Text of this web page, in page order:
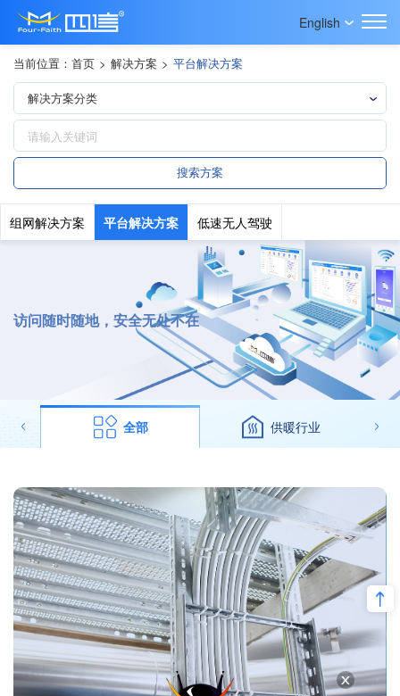
English
当前位置： 首页 > 解决方案 > 平台解决方案
组网解决方案 平台解决方案 低速无人驾驶
访问随时随地，安全无处不在
全部 供暖行业